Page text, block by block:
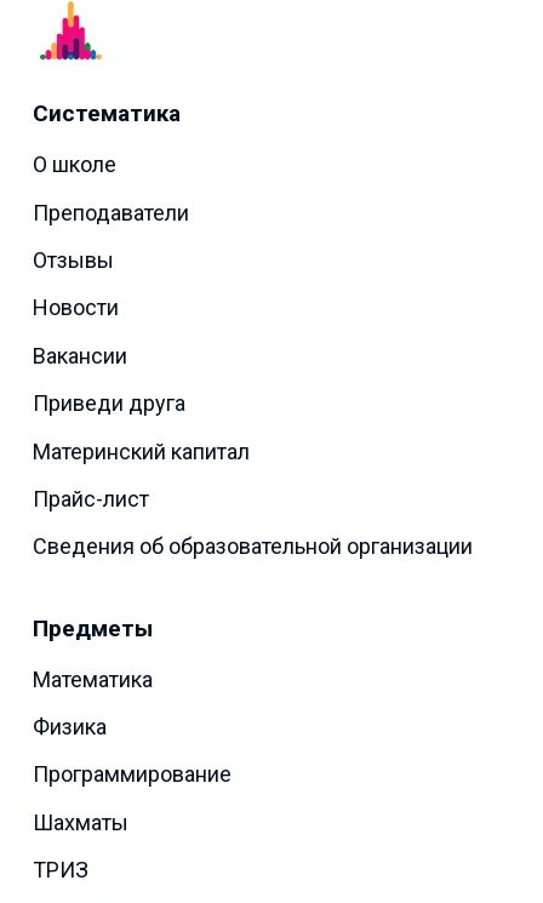
Систематика
О школе
Преподаватели
Отзывы
Новости
Вакансии
Приведи друга
Материнский капитал
Прайс-лист
Сведения об образовательной организации
Предметы
Математика
Физика
Программирование
Шахматы
ТРИЗ